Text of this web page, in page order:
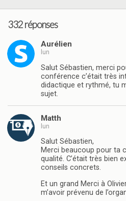
332 réponses
Aurélien
lun
Salut Sébastien, merci
conférence c’était très
didactique et rythmé, tu
sujet.
Matth
lun
Salut Sébastien,
Merci beaucoup pour ta
qualité. C’était très bien
conseils concrets.
Et un grand Merci à
m’avoir prévenu de